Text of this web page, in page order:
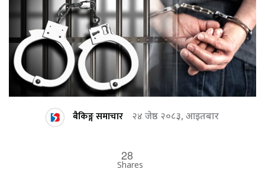
बैकिङ्ग समाचार २४ जेष्ठ २०८३, आइतबार
28
Shares